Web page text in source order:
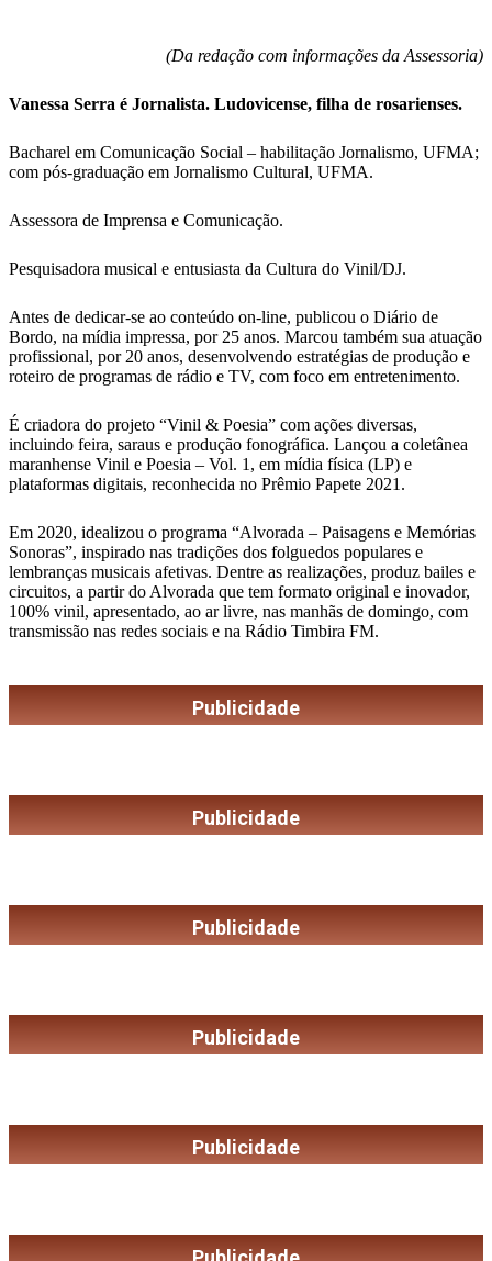
(Da redação com informações da Assessoria)
Vanessa Serra é Jornalista. Ludovicense, filha de rosarienses.
Bacharel em Comunicação Social – habilitação Jornalismo, UFMA;
com pós-graduação em Jornalismo Cultural, UFMA.
Assessora de Imprensa e Comunicação.
Pesquisadora musical e entusiasta da Cultura do Vinil/DJ.
Antes de dedicar-se ao conteúdo on-line, publicou o Diário de
Bordo, na mídia impressa, por 25 anos. Marcou também sua atuação
profissional, por 20 anos, desenvolvendo estratégias de produção e
roteiro de programas de rádio e TV, com foco em entretenimento.
É criadora do projeto “Vinil & Poesia” com ações diversas,
incluindo feira, saraus e produção fonográfica. Lançou a coletânea
maranhense Vinil e Poesia – Vol. 1, em mídia física (LP) e
plataformas digitais, reconhecida no Prêmio Papete 2021.
Em 2020, idealizou o programa “Alvorada – Paisagens e Memórias
Sonoras”, inspirado nas tradições dos folguedos populares e
lembranças musicais afetivas. Dentre as realizações, produz bailes e
circuitos, a partir do Alvorada que tem formato original e inovador,
100% vinil, apresentado, ao ar livre, nas manhãs de domingo, com
transmissão nas redes sociais e na Rádio Timbira FM.
Publicidade
Publicidade
Publicidade
Publicidade
Publicidade